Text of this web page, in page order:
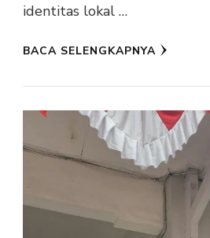
identitas lokal …
BACA SELENGKAPNYA